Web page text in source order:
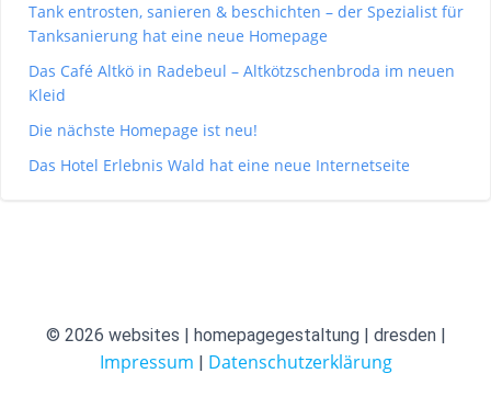
Tank entrosten, sanieren & beschichten – der Spezialist für
Tanksanierung hat eine neue Homepage
Das Café Altkö in Radebeul – Altkötzschenbroda im neuen
Kleid
Die nächste Homepage ist neu!
Das Hotel Erlebnis Wald hat eine neue Internetseite
© 2026 websites | homepagegestaltung | dresden |
Impressum | Datenschutzerklärung